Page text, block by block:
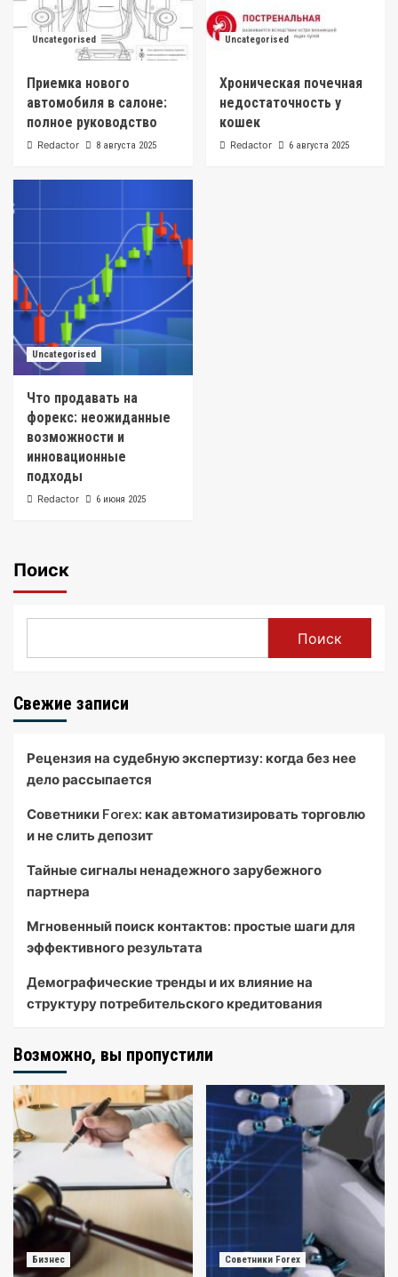
Uncategorised
Приемка нового
автомобиля в салоне:
полное руководство
Redactor 8 августа 2025
Uncategorised
Хроническая почечная
недостаточность у
кошек
Redactor 6 августа 2025
Uncategorised
Что продавать на
форекс: неожиданные
возможности и
инновационные
подходы
Redactor 6 июня 2025
Поиск
Поиск
Свежие записи
Рецензия на судебную экспертизу: когда без нее
дело рассыпается
Советники Forex: как автоматизировать торговлю
и не слить депозит
Тайные сигналы ненадежного зарубежного
партнера
Мгновенный поиск контактов: простые шаги для
эффективного результата
Демографические тренды и их влияние на
структуру потребительского кредитования
Возможно, вы пропустили
Бизнес Советники Forex